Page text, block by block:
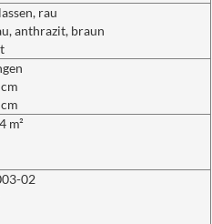
rau
anthrazit, braun
m²
02